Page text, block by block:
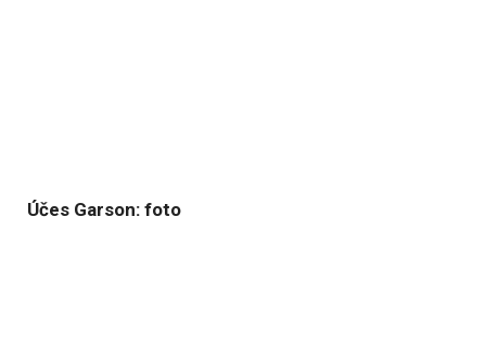
Účes Garson: foto